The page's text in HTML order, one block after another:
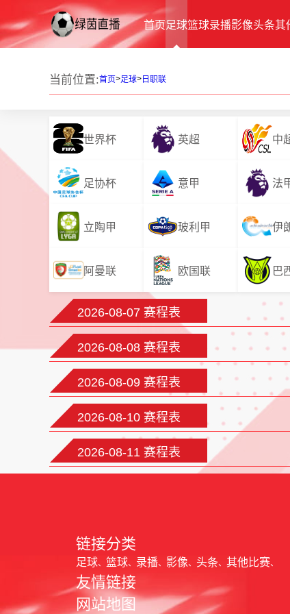
首页足球篮球录播影像头条其
当前位置:首页>足球> 日职联
世界杯 英超 中
足协杯 意甲 法
立陶甲 玻利甲 伊
阿曼联 欧国联 巴
2026-08-07 赛程表
2026-08-08 赛程表
2026-08-09 赛程表
2026-08-10 赛程表
2026-08-11 赛程表
链接分类
足球 篮球 录播 影像 头条 其他比赛
友情链接
网站地图